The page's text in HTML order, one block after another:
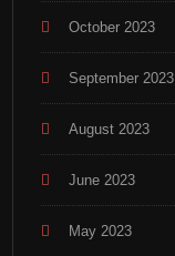
October 2023
September 2023
August 2023
June 2023
May 2023